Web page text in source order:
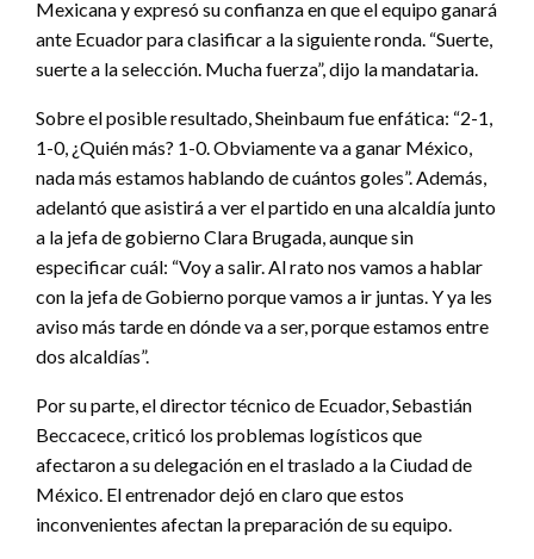
Mexicana y expresó su confianza en que el equipo ganará
ante Ecuador para clasificar a la siguiente ronda. “Suerte,
suerte a la selección. Mucha fuerza”, dijo la mandataria.
Sobre el posible resultado, Sheinbaum fue enfática: “2-1,
1-0, ¿Quién más? 1-0. Obviamente va a ganar México,
nada más estamos hablando de cuántos goles”. Además,
adelantó que asistirá a ver el partido en una alcaldía junto
a la jefa de gobierno Clara Brugada, aunque sin
especificar cuál: “Voy a salir. Al rato nos vamos a hablar
con la jefa de Gobierno porque vamos a ir juntas. Y ya les
aviso más tarde en dónde va a ser, porque estamos entre
dos alcaldías”.
Por su parte, el director técnico de Ecuador, Sebastián
Beccacece, criticó los problemas logísticos que
afectaron a su delegación en el traslado a la Ciudad de
México. El entrenador dejó en claro que estos
inconvenientes afectan la preparación de su equipo.